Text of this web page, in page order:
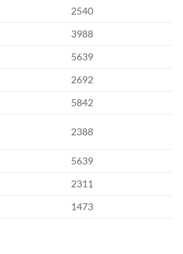
2540
3988
5639
2692
5842
2388
5639
2311
1473